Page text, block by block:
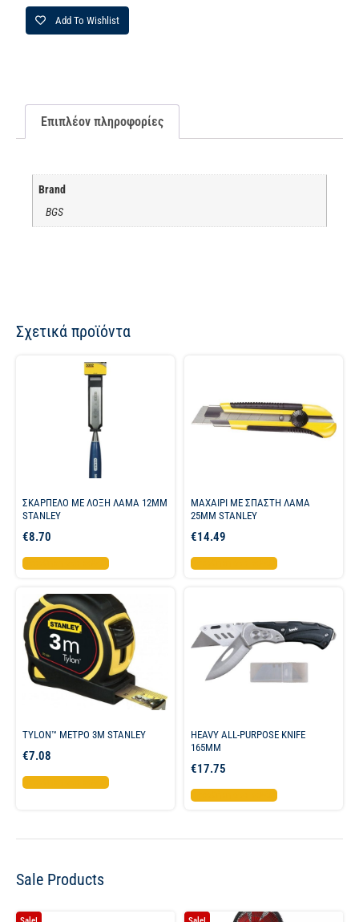
Add To Wishlist
Επιπλέον πληροφορίες
Brand
BGS
Σχετικά προϊόντα
ΣΚΑΡΠΕΛΟ ΜΕ ΛΟΞΗ ΛΑΜΑ 12MM
STANLEY
€8.70
Προσθήκη στο καλάθι
ΜΑΧΑΙΡΙ ME ΣΠΑΣΤΗ ΛΑΜΑ
25ΜΜ STANLEY
€14.49
Προσθήκη στο καλάθι
TYLON™ ΜΕΤΡΟ 3Μ STANLEY
€7.08
Προσθήκη στο καλάθι
HEAVY ALL-PURPOSE KNIFE
165MM
€17.75
Προσθήκη στο καλάθι
Sale Products